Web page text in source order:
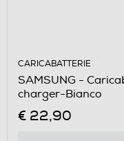
CARICABATTERIE
SAMSUNG -
charger-Bianco
€ 22,90